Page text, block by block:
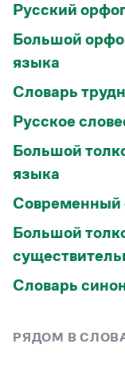
Русский
Большой
языка
Словарь
Русское
Большой
языка
Современный
Большой
Словарь
РЯДОМ В